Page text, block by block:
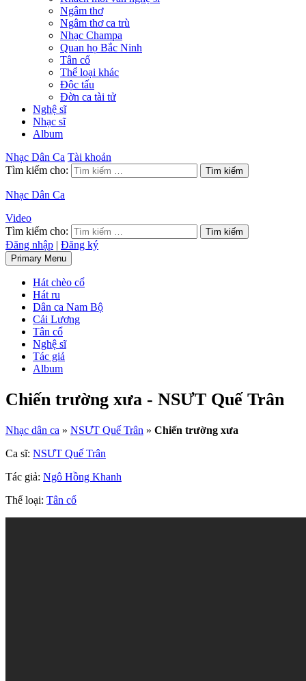
Ngâm thơ
Ngâm thơ ca trù
Nhạc Champa
Quan họ Bắc Ninh
Tân cổ
Thể loại khác
Độc tấu
Đờn ca tài tử
Nghệ sĩ
Nhạc sĩ
Album
Nhạc Dân Ca Tài khoản
Tìm kiếm cho:
Nhạc Dân Ca
Video
Tìm kiếm cho:
Đăng nhập | Đăng ký
Primary Menu
Hát chèo cổ
Hát ru
Dân ca Nam Bộ
Cải Lương
Tân cổ
Nghệ sĩ
Tác giả
Album
Chiến trường xưa - NSƯT Quế Trân
Nhạc dân ca » NSƯT Quế Trân » Chiến trường xưa
Ca sĩ: NSƯT Quế Trân
Tác giả: Ngô Hồng Khanh
Thể loại: Tân cổ